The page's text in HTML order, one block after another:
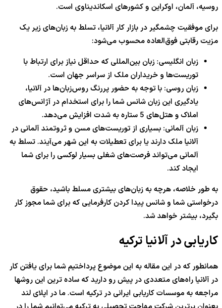
روسیه، آلمان، اوکراین و کشورهای اسکاندیناوی است.
برای موفقیت چشمگیر در بازار کار آلانیا، تسلط به زبان‌های زیر یک
مزیت رقابتی فوق‌العاده محسوب می‌شود:
زبان انگلیسی: زبان بین‌المللی که حداقل نیاز برای ارتباط با
توریست‌ها و خریداران ملک از سراسر جهان است.
زبان روسی: با توجه به حضور پررنگ روس‌زبان‌ها در آلانیا،
یادگیری این زبان شانس شما را برای استخدام در آژانس‌های
املاک و هتل‌های 5 ستاره به شدت افزایش می‌دهد.
زبان آلمانی: بسیاری از توریست‌های مسن و ثروتمند آلمانی در
آلانیا ملک دارند یا برای تعطیلات به این شهر می‌آیند. تسلط به
آلمانی می‌تواند فرصت‌های شغلی بسیار لوکسی را برای شما
ایجاد کند.
به طور خلاصه، هرچه به زبان‌های بیشتری مسلط باشید، حقوق
درخواستی شما و شانس پیدا کردن کارفرمایی که برای شما مجوز کار
بگیرد، بیشتر خواهد شد.
کاریابی در آلانیا ترکیه
همانطور که در این مقاله به این موضوع پرداختیم شما برای یافتن کار
در آلانیا راه‌های متعددی در پیش رو دارید که ساده ترین این روشها
مراجعه به موسسات کاریابی ایرانی در ترکیه است. ما در اپلای لند